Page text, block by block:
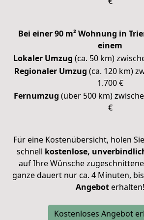
Bei einer 90 m² Wohnung in
einem
Lokaler Umzug (ca. 50 km)
Regionaler Umzug (ca. 120 km)
1.700 €
Fernumzug (über 500 km)
€
Für eine Kostenübersicht, holen
schnell kostenlose,
auf Ihre Wünsche zugeschnittene
ganze dauert nur ca. 4 Minuten,
Angeboterhalten!
Kostenloses Angebot